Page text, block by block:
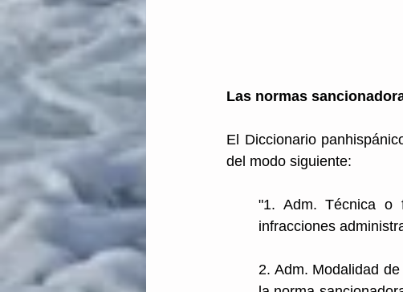
Las normas
El Diccionario
del modo siguiente:
"1. Adm. Técnica o
infracciones
2. Adm. Modalidad